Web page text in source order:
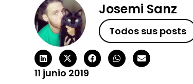
Josemi Sanz
Todos sus posts
11 junio 2019